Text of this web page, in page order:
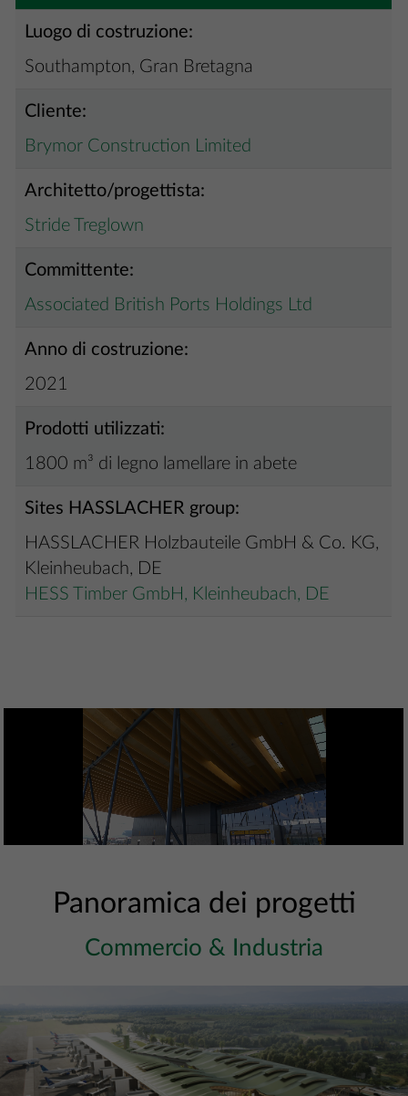
Luogo di costruzione:
Southampton, Gran Bretagna
Cliente:
Brymor Construction Limited
Architetto/progettista:
Stride Treglown
Committente:
Associated British Ports Holdings Ltd
Anno di costruzione:
2021
Prodotti utilizzati:
1800 m³ di legno lamellare in abete
Sites HASSLACHER group:
HASSLACHER Holzbauteile GmbH & Co. KG,
Kleinheubach, DE
HESS Timber GmbH, Kleinheubach, DE
Panoramica dei progetti
Commercio & Industria